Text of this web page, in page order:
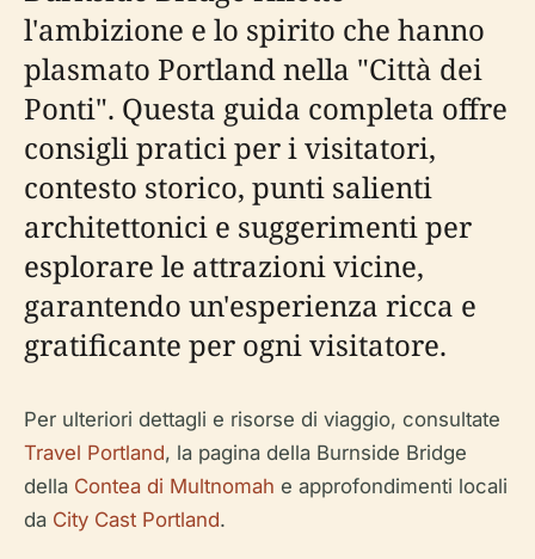
l'ambizione e lo spirito che hanno
plasmato Portland nella "Città dei
Ponti". Questa guida completa offre
consigli pratici per i visitatori,
contesto storico, punti salienti
architettonici e suggerimenti per
esplorare le attrazioni vicine,
garantendo un'esperienza ricca e
gratificante per ogni visitatore.
Per ulteriori dettagli e risorse di viaggio, consultate
Travel Portland, la pagina della Burnside Bridge
della Contea di Multnomah e approfondimenti locali
da City Cast Portland.